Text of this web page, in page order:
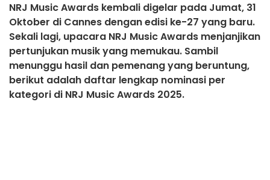
NRJ Music Awards kembali digelar pada Jumat, 31
Oktober di Cannes dengan edisi ke-27 yang baru.
Sekali lagi, upacara NRJ Music Awards menjanjikan
pertunjukan musik yang memukau. Sambil
menunggu hasil dan pemenang yang beruntung,
berikut adalah daftar lengkap nominasi per
kategori di NRJ Music Awards 2025.